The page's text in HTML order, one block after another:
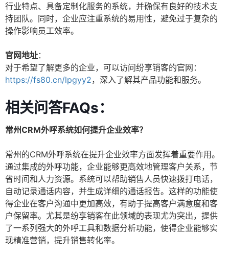
行业特点、具备定制化服务的系统，并确保有良好的技术支
持团队。同时，企业应注重系统的易用性，避免过于复杂的
操作影响员工效率。
官网地址：
对于希望了解更多的企业，可以访问纷享销客的官网：
https://fs80.cn/lpgyy2，深入了解其产品功能和服务。
相关问答FAQs：
常州CRM外呼系统如何提升企业效率？
常州的CRM外呼系统在提升企业效率方面发挥着重要作用。
通过集成的外呼功能，企业能够更高效地管理客户关系，节
省时间和人力资源。系统可以帮助销售人员快速拨打电话，
自动记录通话内容，并生成详细的通话报告。这样的功能使
得企业在客户沟通中更加高效，有助于提高客户满意度和客
户保留率。尤其是纷享销客在此领域的表现尤为突出，提供
了一系列强大的外呼工具和数据分析功能，使得企业能够实
现精准营销，提升销售转化率。